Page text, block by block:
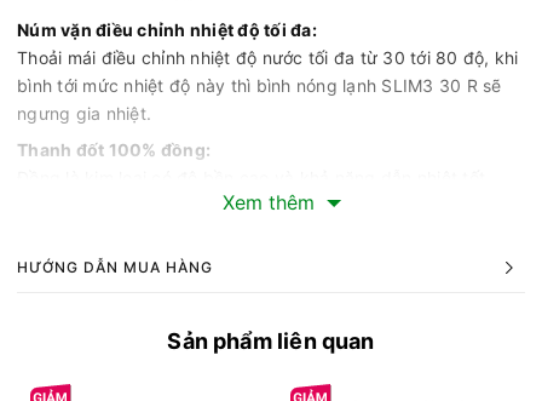
Núm vặn điều chỉnh nhiệt độ tối đa:
Thoải mái điều chỉnh nhiệt độ nước tối đa từ 30 tới 80 độ, khi
bình tới mức nhiệt độ này thì bình nóng lạnh SLIM3 30 R sẽ
ngưng gia nhiệt.
Thanh đốt 100% đồng:
giúp thanh đốt của bình nóng lạnh Ariston SLIM3 30 R gia
Công nghệ ion Bạc Ag+ kháng khuẩn:
qua ống này các tinh thể ion bạc được sản sinh giúp ngăn
chặn và tiêu diệt tới 80% lượng vi khuẩn trong nước
Xem thêm
HƯỚNG DẪN MUA HÀNG
Sản phẩm liên quan